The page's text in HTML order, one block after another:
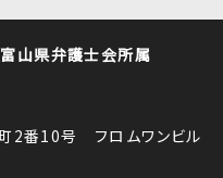
山県弁護士会所属
番10号 フロムワンビル